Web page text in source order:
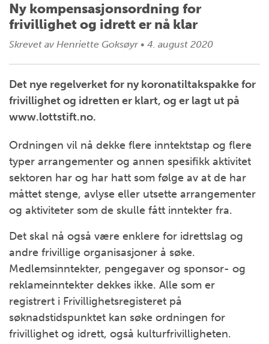
Ny kompensasjonsordning for
frivillighet og idrett er nå klar
Skrevet av Henriette Goksøyr • 4. august 2020
Det nye regelverket for ny koronatiltakspakke for
frivillighet og idretten er klart, og er lagt ut på
www.lottstift.no.
Ordningen vil nå dekke flere inntektstap og flere
typer arrangementer og annen spesifikk aktivitet
sektoren har og har hatt som følge av at de har
måttet stenge, avlyse eller utsette arrangementer
og aktiviteter som de skulle fått inntekter fra.
Det skal nå også være enklere for idrettslag og
andre frivillige organisasjoner å søke.
Medlemsinntekter, pengegaver og sponsor- og
reklameinntekter dekkes ikke. Alle som er
registrert i Frivillighetsregisteret på
søknadstidspunktet kan søke ordningen for
frivillighet og idrett, også kulturfrivilligheten.